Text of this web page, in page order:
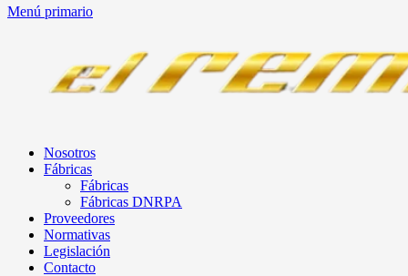
Menú primario
Nosotros
Fábricas
Fábricas
Fábricas DNRPA
Proveedores
Normativas
Legislación
Contacto